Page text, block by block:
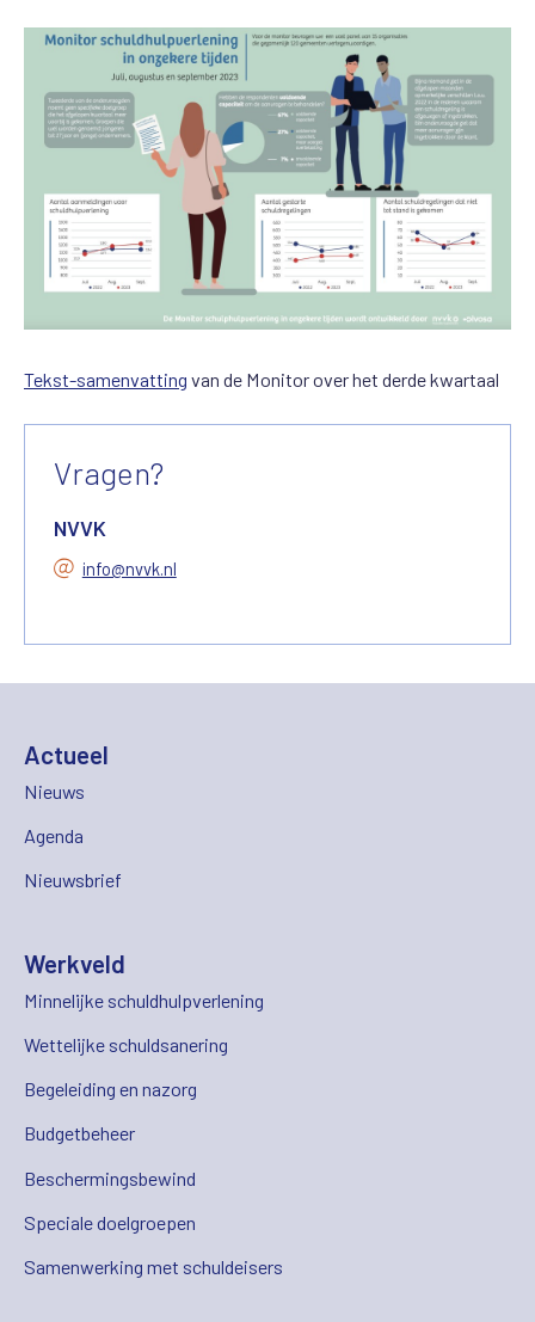
Tekst-samenvatting van de Monitor over het derde kwartaal
Vragen?
NVVK
info@nvvk.nl
Actueel
Nieuws
Agenda
Nieuwsbrief
Werkveld
Minnelijke schuldhulpverlening
Wettelijke schuldsanering
Begeleiding en nazorg
Budgetbeheer
Beschermingsbewind
Speciale doelgroepen
Samenwerking met schuldeisers